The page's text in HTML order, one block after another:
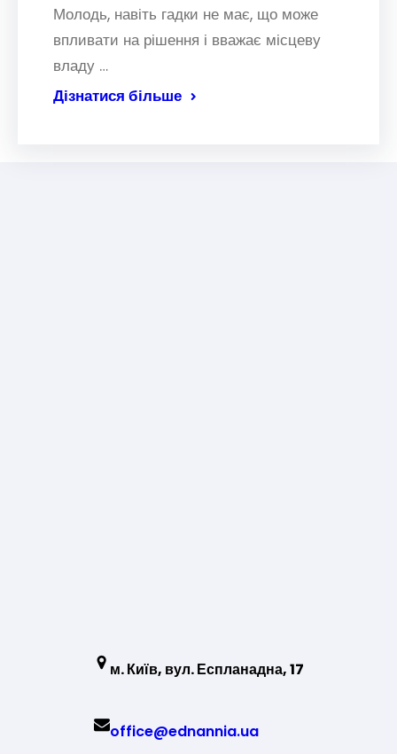
Молодь, навіть гадки не має, що може
впливати на рішення і вважає місцеву
владу …
Дізнатися більше
м. Київ, вул. Еспланадна, 17
office@ednannia.ua